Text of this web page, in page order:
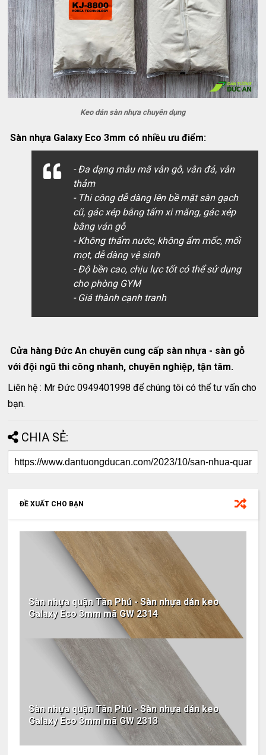
Keo dán sàn nhựa chuyên dụng
Sàn nhựa Galaxy Eco 3mm có nhiều ưu điểm:
- Đa dạng mẫu mã vân gỗ, vân đá, vân
thảm
- Thi công dễ dàng lên bề mặt sàn gạch
cũ, gác xép bằng tấm xi măng, gác xép
bằng ván gỗ
- Không thấm nước, không ẩm mốc, mối
mọt, dễ dàng vệ sinh
- Độ bền cao, chịu lực tốt có thể sử dụng
cho phòng GYM
- Giá thành cạnh tranh
Cửa hàng Đức An chuyên cung cấp sàn nhựa - sàn gỗ
với đội ngũ thi công nhanh, chuyên nghiệp, tận tâm.
Liên hệ : Mr Đức 0949401998 để chúng tôi có thể tư vấn cho
bạn.
CHIA SẺ:
ĐỀ XUẤT CHO BẠN
Sàn nhựa quận Tân Phú - Sàn nhựa dán keo
Galaxy Eco 3mm mã GW 2314
Sàn nhựa quận Tân Phú - Sàn nhựa dán keo
Galaxy Eco 3mm mã GW 2313